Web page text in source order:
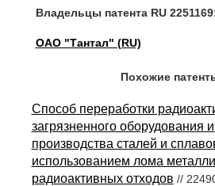
Владельцы патента RU
ОАО "Тантал" (RU)
Похожие
Способ переработки
загрязненного оборудования
производства сталей и
использованием лома
радиоактивных отходов //